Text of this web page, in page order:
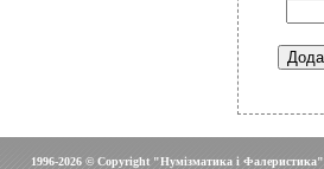
1996-2026 © Copyright "Нумізматика і Фалеристика"